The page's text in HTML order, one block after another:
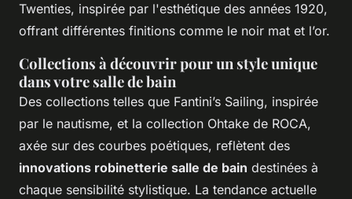
Twenties, inspirée par l'esthétique des années 1920,
offrant différentes finitions comme le noir mat et l’or.
Collections à découvrir pour un style unique
dans votre salle de bain
Des collections telles que Fantini’s Sailing, inspirée
par le nautisme, et la collection Ohtake de ROCA,
axée sur des courbes poétiques, reflètent des
innovations robinetterie salle de bain destinées à
chaque sensibilité stylistique. La tendance actuelle